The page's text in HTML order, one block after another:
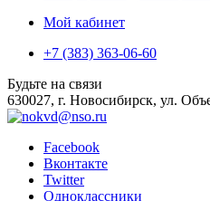
Мой кабинет
+7 (383) 363-06-60
Будьте на связи
630027, г. Новосибирск, ул.
Facebook
Вконтакте
Twitter
Одноклассники